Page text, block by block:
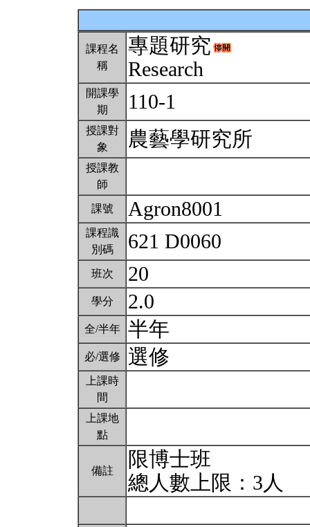
課程名
稱
專題研究
Research
開課學
期
110-1
授課對
象
農藝學研究所
授課教
師
課號 Agron8001
課程識
別碼
621 D0060
班次 20
學分 2.0
全/半年 半年
必/選修 選修
上課時
間
上課地
點
備註
限博士班
總人數上限：3人